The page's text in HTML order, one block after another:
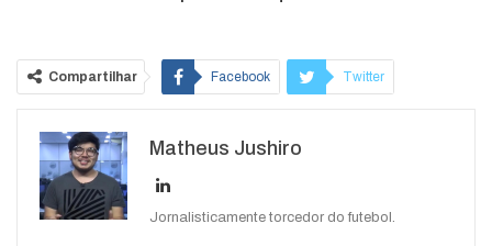
Compartilhar Facebook Twitter
WhatsApp
Matheus Jushiro
Jornalisticamente torcedor do futebol.